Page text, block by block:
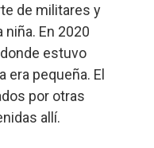
de militares y
En 2020
estuvo
pequeña. El
por otras
allí.